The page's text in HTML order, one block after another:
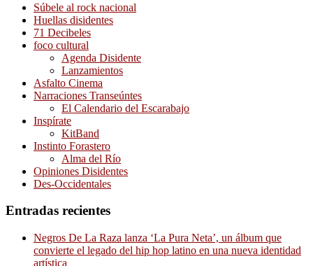
Súbele al rock nacional
Huellas disidentes
71 Decibeles
foco cultural
Agenda Disidente
Lanzamientos
Asfalto Cinema
Narraciones Transeúntes
El Calendario del Escarabajo
Inspírate
KitBand
Instinto Forastero
Alma del Río
Opiniones Disidentes
Des-Occidentales
Entradas recientes
Negros De La Raza lanza ‘La Pura Neta’, un álbum que
convierte el legado del hip hop latino en una nueva identidad
artística